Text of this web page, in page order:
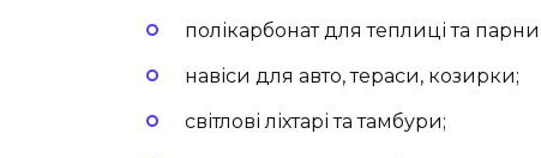
полікарбонат для теплиці та
навіси для авто, тераси, козирки;
світлові ліхтарі та тамбури;